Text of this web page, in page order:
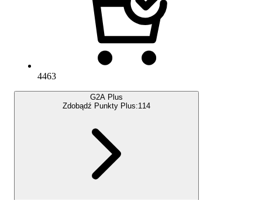
4463
G2A Plus
Zdobądź Punkty Plus:114